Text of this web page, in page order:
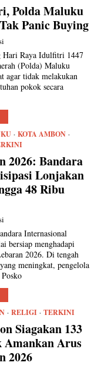
Polda Maluku
Panic Buying
Raya Idulfitri 1447
(Polda) Maluku
agar tidak melakukan
pokok secara
· KOTA AMBON ·
2026: Bandara
Lonjakan
48 Ribu
Internasional
bersiap menghadapi
2026. Di tengah
meningkat, pengelola
· RELIGI · TERKINI
Siagakan 133
Amankan Arus
2026